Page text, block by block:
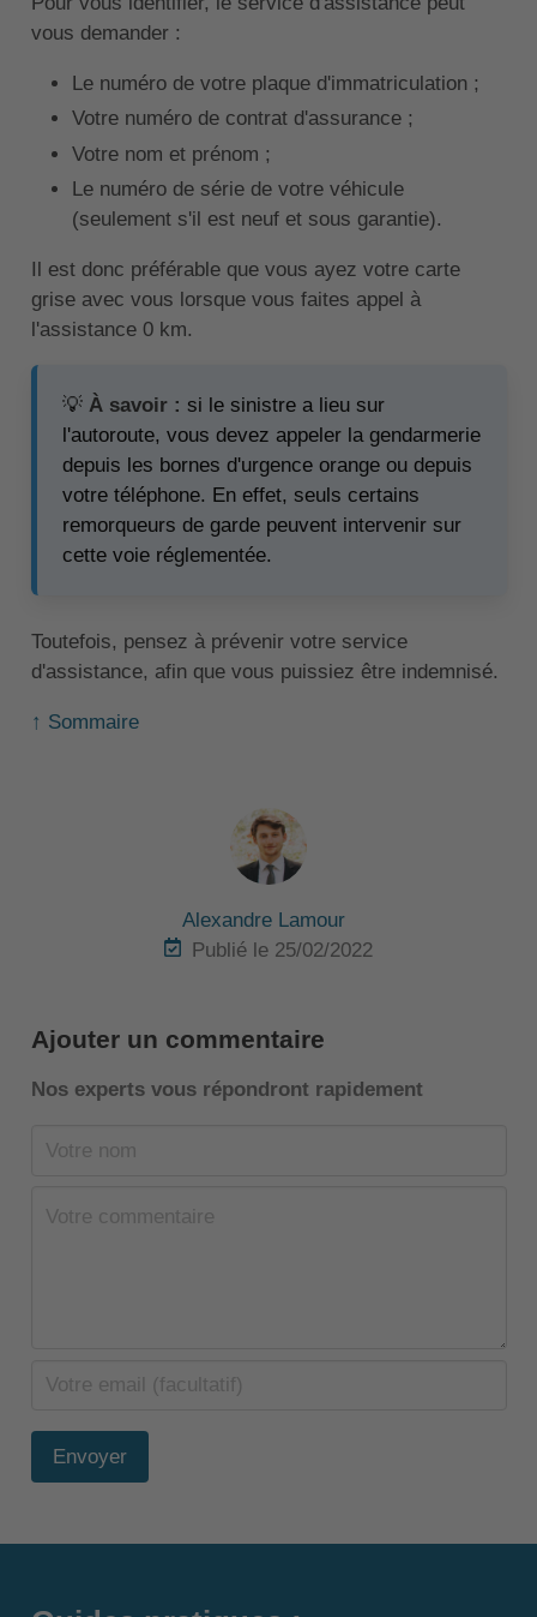
vous demander :
Le numéro de votre plaque d'immatriculation ;
Votre numéro de contrat d'assurance ;
Votre nom et prénom ;
Le numéro de série de votre véhicule
(seulement s'il est neuf et sous garantie).
Il est donc préférable que vous ayez votre carte
grise avec vous lorsque vous faites appel à
l'assistance 0 km.
💡 À savoir : si le sinistre a lieu sur
l'autoroute, vous devez appeler la gendarmerie
depuis les bornes d'urgence orange ou depuis
votre téléphone. En effet, seuls certains
remorqueurs de garde peuvent intervenir sur
cette voie réglementée.
Toutefois, pensez à prévenir votre service
d'assistance, afin que vous puissiez être indemnisé.
↑ Sommaire
Alexandre Lamour
Publié le 25/02/2022
Ajouter un commentaire
Nos experts vous répondront rapidement
Envoyer